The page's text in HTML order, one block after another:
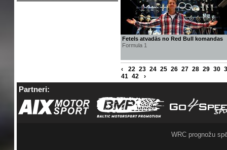
Fetels atvadās no Red Bull komandas
Formula 1
‹ 22 23 24 25 26 27 28 29 30
41 42 ›
Partneri:
WRC prognožu